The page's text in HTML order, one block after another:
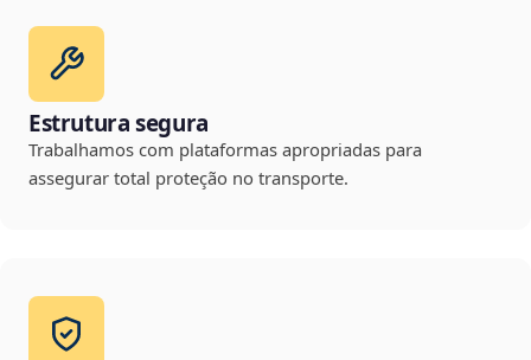
Estrutura segura
Trabalhamos com plataformas apropriadas para
assegurar total proteção no transporte.